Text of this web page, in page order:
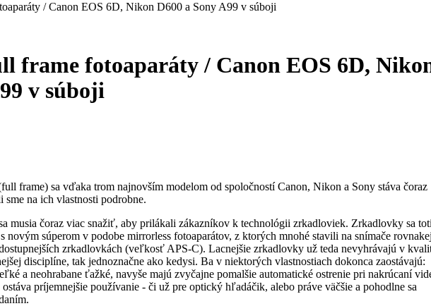
/ Canon EOS 6D, Nikon D600 a Sony A99 v súboji
frame fotoaparáty / Canon EOS 6D,
v súboji
frame) sa vďaka trom najnovším modelom od spoločností Canon, Nikon a Sony stáva čoraz
na ich vlastnosti podrobne.
musia čoraz viac snažiť, aby prilákali zákazníkov k technológii zrkadloviek. Zrkadlovky sa
súperom v podobe mirrorless fotoaparátov, z ktorých mnohé stavili na snímače rovnakej
zrkadlovkách (veľkosť APS-C). Lacnejšie zrkadlovky už teda nevyhrávajú v
disciplíne, tak jednoznačne ako kedysi. Ba v niektorých vlastnostiach dokonca zaostávajú:
a neohrabane ťažké, navyše majú zvyčajne pomalšie automatické ostrenie pri nakrúcaní
ostáva príjemnejšie používanie - či už pre optický hľadáčik, alebo práve väčšie a pohodlne sa